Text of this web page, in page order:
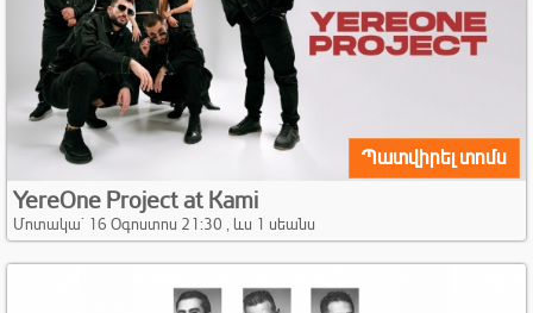
Պատվիրել տոմս
YereOne Project at Kami
Մոտակա` 16 Օգոստոս 21:30 , ևս 1 սեանս